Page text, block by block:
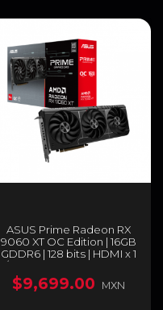
ASUS Prime Radeon RX
9060 XT OC Edition | 16GB
GDDR6 | 128 bits | HDMI x 1
/ DisplayPort x 2 | PRIME-
RX9060XT-O16G
$9,699.00 MXN